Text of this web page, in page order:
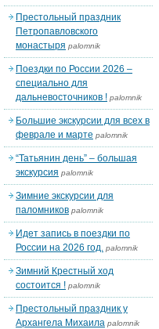
Престольный праздник
Петропавловского
монастыря palomnik
Поездки по России 2026 –
специально для
дальневосточников ! palomnik
Большие экскурсии для всех в
феврале и марте palomnik
“Татьянин день” – большая
экскурсия palomnik
Зимние экскурсии для
паломников palomnik
Идет запись в поездки по
России на 2026 год. palomnik
Зимний Крестный ход
состоится ! palomnik
Престольный праздник у
Архангела Михаила palomnik